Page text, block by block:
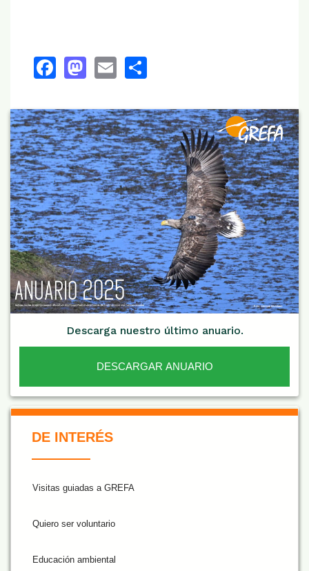
Facebook
Mastodon
Email
Descarga nuestro último anuario.
DESCARGAR ANUARIO
De Interés NARANJA
DE INTERÉS
Visitas guiadas a GREFA
Quiero ser voluntario
Educación ambiental